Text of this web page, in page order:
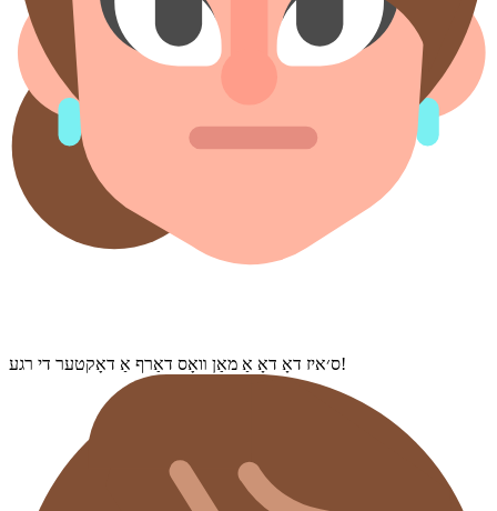
ס׳איז דאָ דאָ אַ מאַן װאָס דאַרף אַ דאָקטער די רגע!